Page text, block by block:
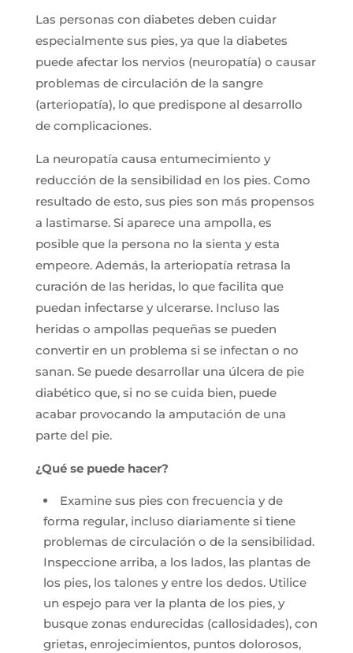
Las personas con diabetes deben cuidar
especialmente sus pies, ya que la diabetes
puede afectar los nervios (neuropatía) o causar
problemas de circulación de la sangre
(arteriopatía), lo que predispone al desarrollo
de complicaciones.
La neuropatía causa entumecimiento y
reducción de la sensibilidad en los pies. Como
resultado de esto, sus pies son más propensos
a lastimarse. Si aparece una ampolla, es
posible que la persona no la sienta y esta
empeore. Además, la arteriopatía retrasa la
curación de las heridas, lo que facilita que
puedan infectarse y ulcerarse. Incluso las
heridas o ampollas pequeñas se pueden
convertir en un problema si se infectan o no
sanan. Se puede desarrollar una úlcera de pie
diabético que, si no se cuida bien, puede
acabar provocando la amputación de una
parte del pie.
¿Qué se puede hacer?
Examine sus pies con frecuencia y de
forma regular, incluso diariamente si tiene
problemas de circulación o de la sensibilidad.
Inspeccione arriba, a los lados, las plantas de
los pies, los talones y entre los dedos. Utilice
un espejo para ver la planta de los pies, y
busque zonas endurecidas (callosidades), con
grietas, enrojecimientos, puntos dolorosos,